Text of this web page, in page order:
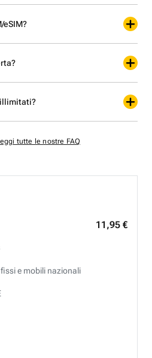
11,95 €
e mobili nazionali
eSIM?
illimitati?
tutte le nostre FAQ